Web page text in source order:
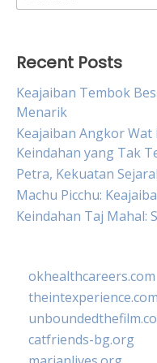
for:
Recent Posts
Keajaiban Tembok
Menarik
Keajaiban Angkor Wat
Keindahan yang Tak
Petra, Kekuatan
Machu Picchu:
Keindahan Taj Mahal:
okhealthcareers.com
theintexperience.com
catfriends-bg.org